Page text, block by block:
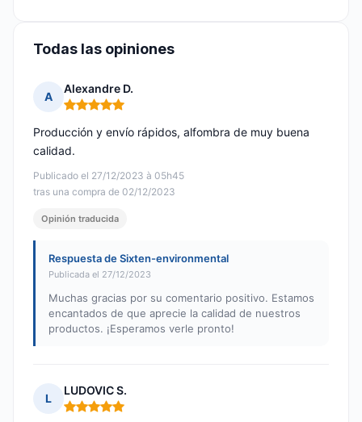
Todas las opiniones
A
Alexandre D.
Nota: 5 de 5
Publicado el 27/12/2023 à 05h45
tras una compra de 02/12/2023
Producción y envío rápidos, alfombra de muy buena
calidad.
Opinión traducida
Respuesta de Sixten-environmental
Publicada el 27/12/2023
Muchas gracias por su comentario positivo. Estamos
encantados de que aprecie la calidad de nuestros
productos. ¡Esperamos verle pronto!
L
LUDOVIC S.
Nota: 5 de 5